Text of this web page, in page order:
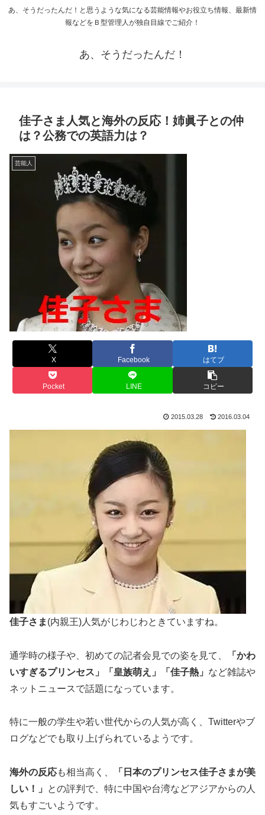
あ、そうだったんだ！と思うような気になる芸能情報やお役立ち情報、最新情
報などをＢ型管理人が独自目線でご紹介！
あ、そうだったんだ！
佳子さま人気と海外の反応！姉眞子との仲
は？公務での英語力は？
芸能人
X Facebook はてブ
Pocket LINE コピー
2015.03.28 2016.03.04
佳子さま (内親王)人気がじわじわときていますね。
通学時の様子や、初めての記者会見での姿を見て、
「かわ
いすぎるプリンセス」「皇族萌え」「佳子熱」 など雑誌や
ネットニュースで話題になっています。
特に一般の学生や若い世代からの人気が高く、Twitterやブ
ログなどでも取り上げられているようです。
海外の反応も相当高く、
「日本のプリンセス佳子さまが美
しい！」
との評判で、特に中国や台湾などアジアからの人
気もすごいようです。